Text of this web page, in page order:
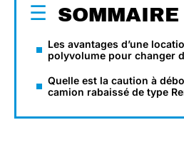
SOMMAIRE
Les avantages d’une
polyvolume pour changer
Quelle est la caution à
camion rabaissé de type